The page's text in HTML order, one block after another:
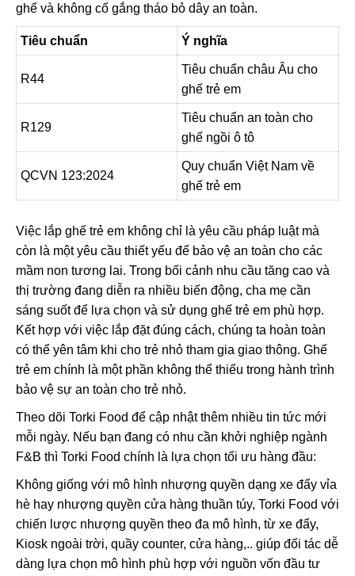
ghế và không cố gắng tháo bỏ dây an toàn.
Tiêu chuẩn Ý nghĩa
R44
Tiêu chuẩn châu Âu cho
ghế trẻ em
R129
Tiêu chuẩn an toàn cho
ghế ngồi ô tô
QCVN 123:2024
Quy chuẩn Việt Nam về
ghế trẻ em
Việc lắp ghế trẻ em không chỉ là yêu cầu pháp luật mà
còn là một yêu cầu thiết yếu để bảo vệ an toàn cho các
mầm non tương lai. Trong bối cảnh nhu cầu tăng cao và
thị trường đang diễn ra nhiều biến động, cha mẹ cần
sáng suốt để lựa chọn và sử dụng ghế trẻ em phù hợp.
Kết hợp với việc lắp đặt đúng cách, chúng ta hoàn toàn
có thể yên tâm khi cho trẻ nhỏ tham gia giao thông. Ghế
trẻ em chính là một phần không thể thiếu trong hành trình
bảo vệ sự an toàn cho trẻ nhỏ.
Theo dõi Torki Food để cập nhật thêm nhiều tin tức mới
mỗi ngày. Nếu bạn đang có nhu cần khởi nghiệp ngành
F&B thì Torki Food chính là lựa chọn tối ưu hàng đầu:
Không giống với mô hình nhượng quyền dạng xe đẩy vỉa
hè hay nhượng quyền cửa hàng thuần túy, Torki Food với
chiến lược nhượng quyền theo đa mô hình, từ xe đẩy,
Kiosk ngoài trời, quầy counter, cửa hàng,.. giúp đối tác dễ
dàng lựa chọn mô hình phù hợp với nguồn vốn đầu tư